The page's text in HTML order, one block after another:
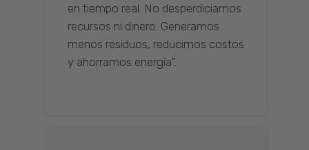
en tiempo real. No desperdiciamos
recursos ni dinero. Generamos
menos residuos, reducimos costos
y ahorramos energía".